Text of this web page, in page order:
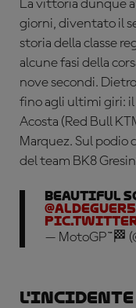
La vittoria dunque
giorni, diventato il
storia della classe
alcune fasi della
nove secondi.
fino agli ultimi giri: il
Acosta (Red Bull
Marquez. Sul podio
del team BK8
Beautiful
— MotoGP™🏁
L'incidente